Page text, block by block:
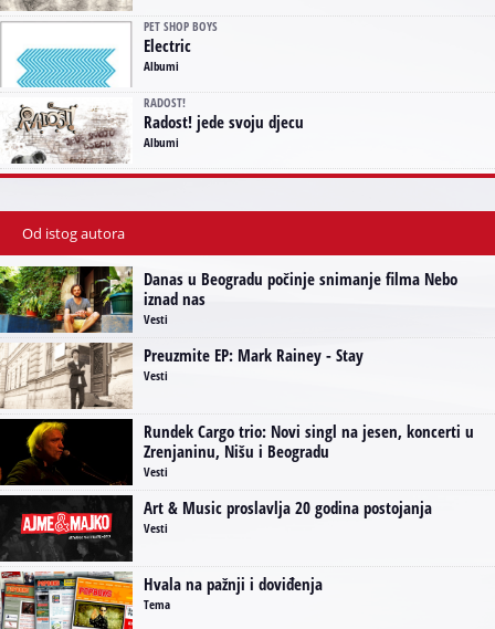
PET SHOP BOYS
Electric
Albumi
RADOST!
Radost! jede svoju djecu
Albumi
Od istog autora
Danas u Beogradu počinje snimanje filma Nebo
iznad nas
Vesti
Preuzmite EP: Mark Rainey - Stay
Vesti
Rundek Cargo trio: Novi singl na jesen, koncerti u
Zrenjaninu, Nišu i Beogradu
Vesti
Art & Music proslavlja 20 godina postojanja
Vesti
Hvala na pažnji i doviđenja
Tema